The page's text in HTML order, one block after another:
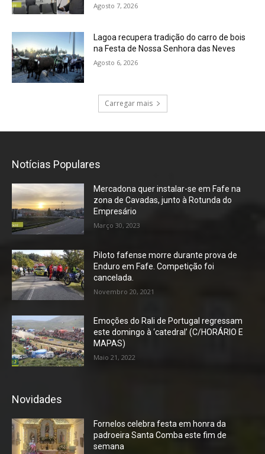
Agosto 7, 2026
Lagoa recupera tradição do carro de bois
na Festa de Nossa Senhora das Neves
Agosto 6, 2026
Carregar mais
Notícias Populares
Mercadona quer instalar-se em Fafe na
zona de Cavadas, junto à Rotunda do
Empresário
Março 30, 2023
Piloto fafense morre durante prova de
Enduro em Fafe. Competição foi
cancelada.
Novembro 20, 2021
Emoções do Rali de Portugal regressam
este domingo à ‘catedral’ (C/HORÁRIO E
MAPAS)
Maio 21, 2022
Novidades
Fornelos celebra festa em honra da
padroeira Santa Comba este fim de
semana